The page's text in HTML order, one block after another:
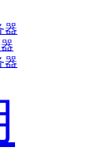
器
器